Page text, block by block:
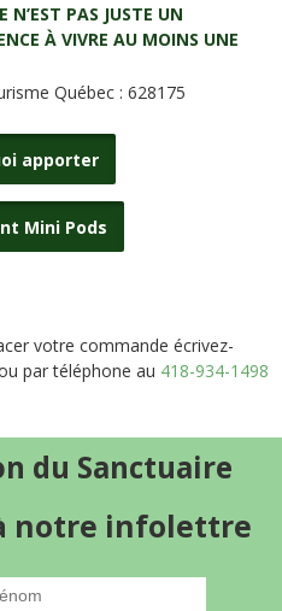
N’EST PAS JUSTE UN
À VIVRE AU MOINS UNE
Québec : 628175
apporter
Mini Pods
votre commande écrivez-
par téléphone au 418-934-1498
du Sanctuaire
notre infolettre